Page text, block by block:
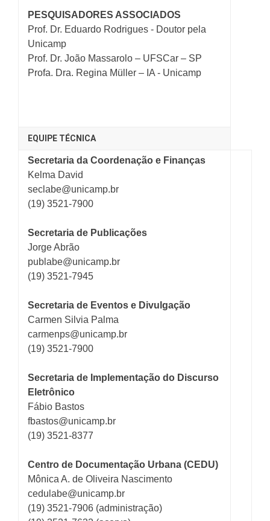
PESQUISADORES ASSOCIADOS
Prof. Dr. Eduardo Rodrigues - Doutor pela
Unicamp
Prof. Dr. João Massarolo – UFSCar – SP
Profa. Dra. Regina Müller – IA - Unicamp
EQUIPE TÉCNICA
Secretaria da Coordenação e Finanças
Kelma David
seclabe@unicamp.br
(19) 3521-7900
Secretaria de Publicações
Jorge Abrão
publabe@unicamp.br
(19) 3521-7945
Secretaria de Eventos e Divulgação
Carmen Silvia Palma
carmenps@unicamp.br
(19) 3521-7900
Secretaria de Implementação do Discurso
Eletrônico
Fábio Bastos
fbastos@unicamp.br
(19) 3521-8377
Centro de Documentação Urbana (CEDU)
Mônica A. de Oliveira Nascimento
cedulabe@unicamp.br
(19) 3521-7906 (administração)